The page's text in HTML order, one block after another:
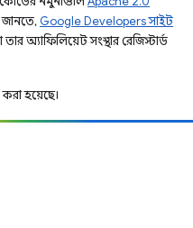
জানতে, Google Developers সাইট
অ্যাফিলিয়েট সংস্থার রেজিস্টার্ড
হয়েছে।